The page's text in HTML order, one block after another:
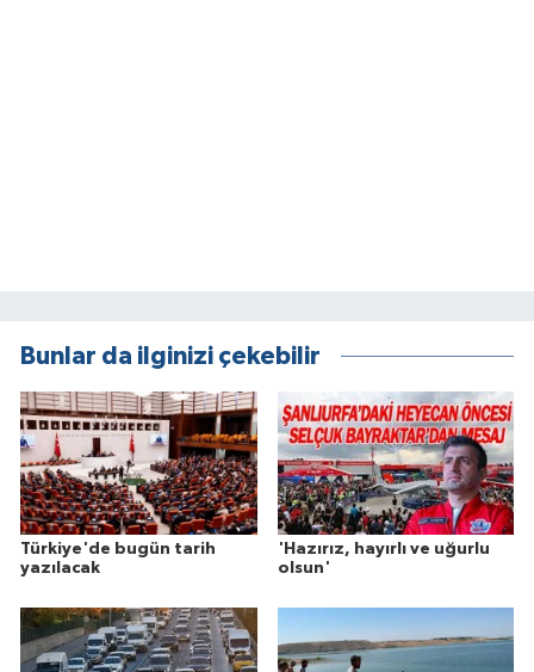
Bunlar da ilginizi çekebilir
Türkiye'de bugün tarih
yazılacak
'Hazırız, hayırlı ve uğurlu
olsun'